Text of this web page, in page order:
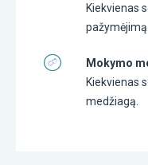
Kiekvienas
pažymėjimą.
Mokymo
Kiekvienas
medžiagą.